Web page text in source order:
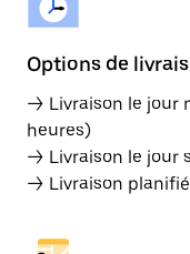
Options de
→ Livraison le jour
heures)
→ Livraison le jour
→ Livraison